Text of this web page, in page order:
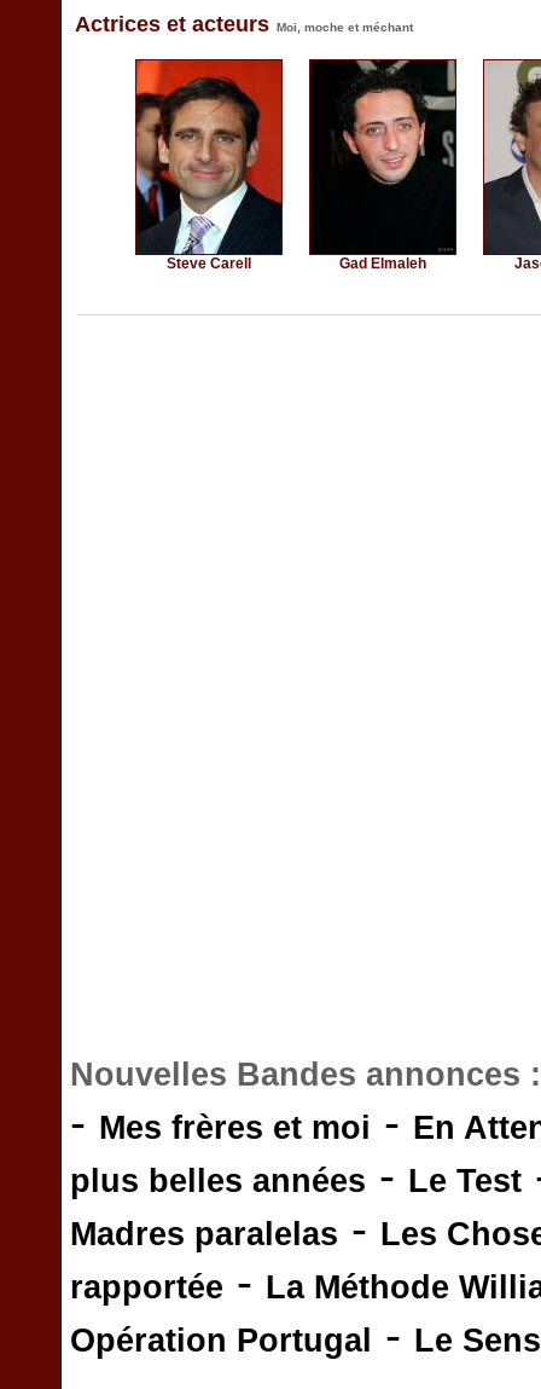
Actrices et acteurs Moi, moche et méchant
Steve Carell Gad Elmaleh
Nouvelles Bandes annonces
- Mes frères et moi - En
plus belles années - Le Test
Madres paralelas - Les
rapportée - La Méthode
Opération Portugal
- Le